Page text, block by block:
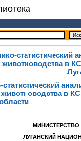
статистический
животноводства в
в
МИНИСТЕРСТВО
ЛУГАНСКИЙ